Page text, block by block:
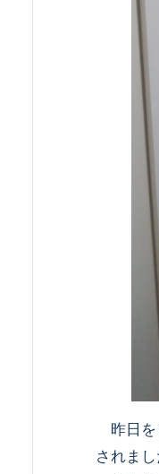
昨日を
されまし